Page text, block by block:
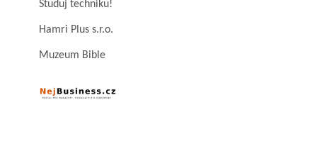
Studuj techniku!
Hamri Plus s.r.o.
Muzeum Bible